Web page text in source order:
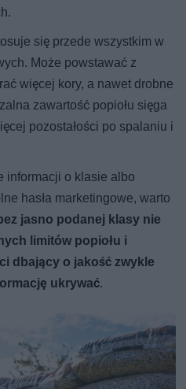
się przede wszystkim w
Może powstawać z
więcej kory, a nawet drobne
zawartość popiołu sięga
pozostałości po spalaniu i
informacji o klasie albo
hasła marketingowe, warto
jasno podanej klasy nie
limitów popiołu i
dbający o jakość zwykle
ukrywać.